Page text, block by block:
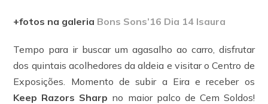
+fotos na galeria Bons Sons’16 Dia 14 Isaura
Tempo para ir buscar um agasalho ao carro, disfrutar
dos quintais acolhedores da aldeia e visitar o Centro de
Exposições. Momento de subir a Eira e receber os
Keep Razors Sharp no maior palco de Cem Soldos!